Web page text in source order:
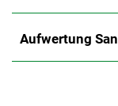
Aufwertung